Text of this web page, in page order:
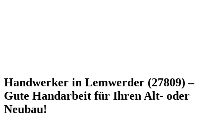
Handwerker in Lemwerder (27809) –
Gute Handarbeit für Ihren Alt- oder
Neubau!